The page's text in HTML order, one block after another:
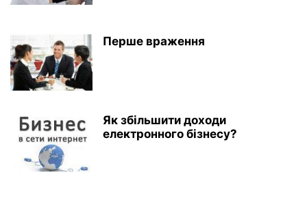
Перше враження
Як збільшити доходи
електронного бізнесу?